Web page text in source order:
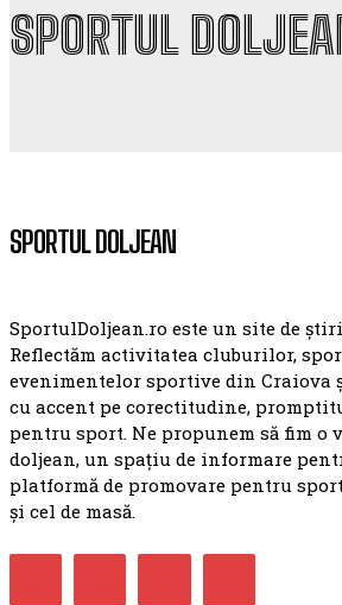
SPORTUL
SPORTUL DOLJEAN
SportulDoljean.ro este un site de
Reflectăm activitatea cluburilor,
evenimentelor sportive din Craiova
cu accent pe corectitudine,
pentru sport. Ne propunem să fim o
doljean, un spațiu de informare
platformă de promovare pentru
și cel de masă.